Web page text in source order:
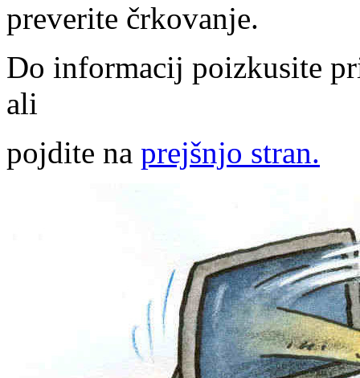
preverite črkovanje.
Do informacij poizkusite
ali
pojdite na prejšnjo stran.